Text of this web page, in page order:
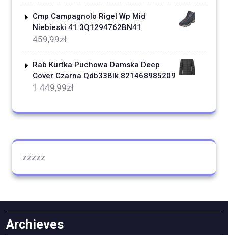
Cmp Campagnolo Rigel Wp Mid
Niebieski 41 3Q1294762BN41
459,99zł
Rab Kurtka Puchowa Damska Deep
Cover Czarna Qdb33Blk 821468985209
1 449,99zł
zzzzz
Archieves